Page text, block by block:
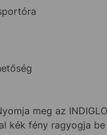
meg az
kék fény ragyogja